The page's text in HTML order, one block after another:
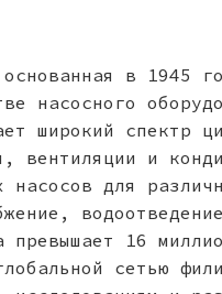
в 1945
насосного
широкий спектр
вентиляции и
для
превышает 16
сетью